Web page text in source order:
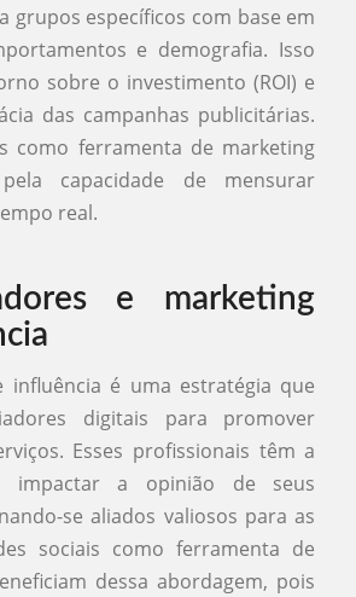
grupos específicos com base em
e demografia. Isso
sobre o investimento (ROI) e
das campanhas publicitárias.
como ferramenta de marketing
capacidade de mensurar
real.
e marketing
influência é uma estratégia que
digitais para promover
Esses profissionais têm a
impactar a opinião de seus
se aliados valiosos para as
sociais como ferramenta de
dessa abordagem, pois